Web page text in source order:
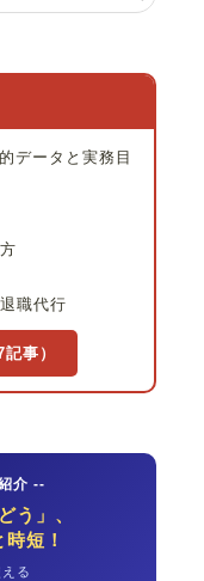
データと実務目
職代行
事）
介 --
う」、
短！
る